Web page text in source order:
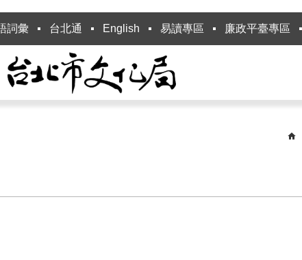
詞彙 台北通 English 易讀專區 廉政平臺專區